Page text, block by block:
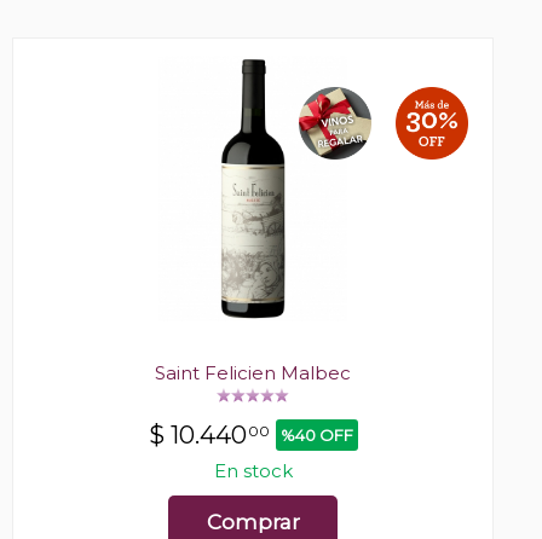
Saint Felicien Malbec
$ 10.44000 %40 OFF
En stock
Comprar